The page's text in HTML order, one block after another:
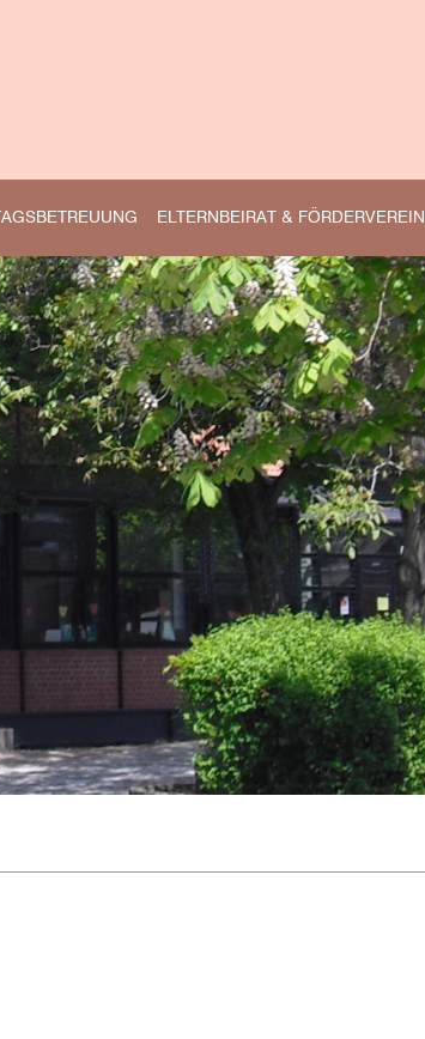
ELTERNBEIRAT & FÖRDERVEREIN